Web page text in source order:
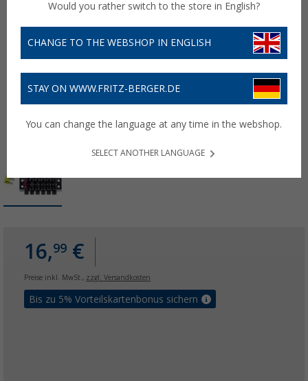
16,99 €
Preise inkl. MwSt., zzgl. Versandkosten
Bis zu 5% Vorteilskartenbonus sichern
Would you rather switch to the store in English?
CHANGE TO THE WEBSHOP IN ENGLISH
STAY ON WWW.FRITZ-BERGER.DE
You can change the language at any time in the webshop.
SELECT ANOTHER LANGUAGE